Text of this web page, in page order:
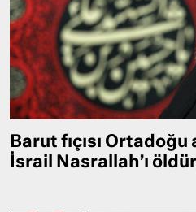
Barut fıçısı
İsrail Nasrallah’ı